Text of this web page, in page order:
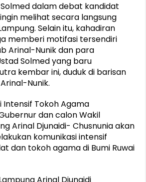
dalam debat kandidat
melihat secara langsung
Selain itu, kahadiran
memberi motifasi tersendiri
Arinal-Nunik dan para
Solmed yang baru
kembar ini, duduk di barisan
Nunik.
Intensif Tokoh Agama
dan calon Wakil
Arinal Djunaidi- Chusnunia akan
komunikasi intensif
dan tokoh agama di Bumi Ruwai